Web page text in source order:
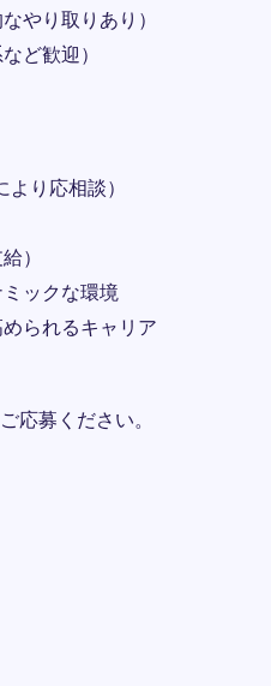
やり取りあり）
ど歓迎）
り応相談）
）
ックな環境
られるキャリア
応募ください。